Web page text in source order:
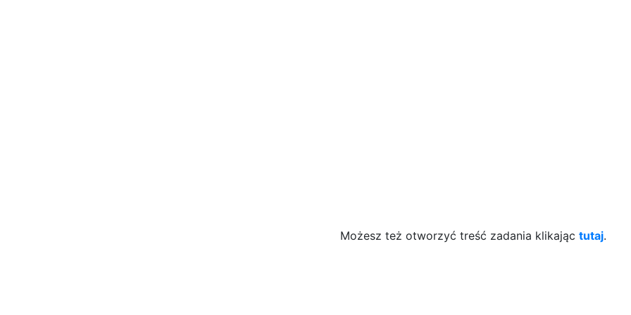
Możesz też otworzyć treść zadania klikając tutaj.